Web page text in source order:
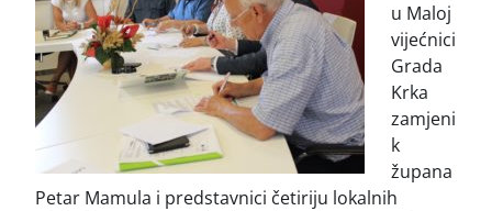
u Maloj
vijećnici
Grada
Krka
zamjeni
k
župana
Petar Mamula i predstavnici četiriju lokalnih